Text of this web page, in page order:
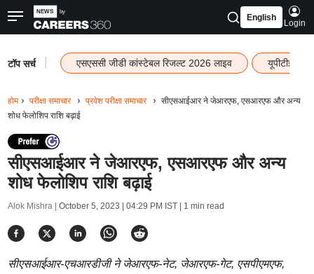
English
Login
टॉप सर्च एसएससी जीडी कांस्टेबल रिजल्ट 2026 लाइव यूपीटीईटी
होम परीक्षा समाचार प्रवेश परीक्षा समाचार
सीएसआईआर ने जेआरएफ, एसआरएफ और अन्य
शोध फेलोशिप राशि बढ़ाई
सीएसआईआर ने जेआरएफ, एसआरएफ और अन्य
शोध फेलोशिप राशि बढ़ाई
Alok Mishra | October 5, 2023 | 04:29 PM IST| 1 min read
सीएसआईआर-एचआरडीजी ने जेआरएफ-नेट, जेआरएफ-गेट, एसपीएमएफ,